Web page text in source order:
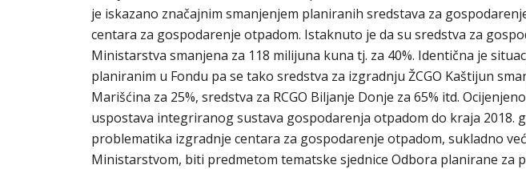
je iskazano značajnim smanjenjem planiranih sredstava za
centara za gospodarenje otpadom. Istaknuto je da su sredstva za
Ministarstva smanjena za 118 milijuna kuna tj. za 40%. Identična je
planiranim u Fondu pa se tako sredstva za izgradnju ŽCGO Kaštijun
Marišćina za 25%, sredstva za RCGO Biljanje Donje za 65% itd.
uspostava integriranog sustava gospodarenja otpadom do kraja 2018.
problematika izgradnje centara za gospodarenje otpadom, sukladno
Ministarstvom, biti predmetom tematske sjednice Odbora planirane za